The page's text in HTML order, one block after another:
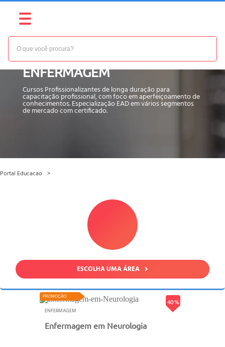
RESULTADO DA BUSCA -
ENFERMAGEM
Cursos Profissionalizantes de longa duração para
capacitação profissional, com foco em aperfeiçoamento de
conhecimentos. Especialização EAD em vários segmentos
de mercado com certificado.
Portal Educacao
ESCOLHA UMA ÁREA
40 %
PROMOÇÃO
ENFERMAGEM
Enfermagem em Neurologia